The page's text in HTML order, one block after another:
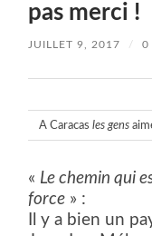
pas merci !
JUILLET 9, 2017 / 0
A Caracas les gens
« Le chemin qui
force » :
Il y a bien un